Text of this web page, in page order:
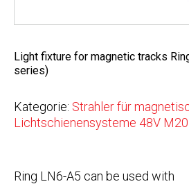
Light fixture for magnetic tracks
series)
Kategorie: Strahler für
Lichtschienensysteme 48V M20
Ring LN6-A5 can be used with